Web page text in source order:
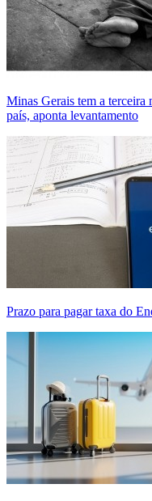
Minas Gerais tem a terceira
país, aponta levantamento
Prazo para pagar taxa do